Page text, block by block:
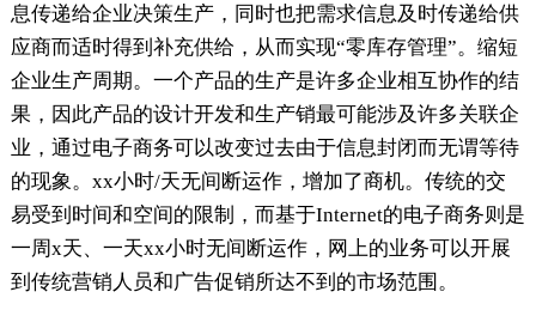
息传递给企业决策生产，同时也把需求信息及时传递给供
应商而适时得到补充供给，从而实现“零库存管理”。缩短
企业生产周期。一个产品的生产是许多企业相互协作的结
果，因此产品的设计开发和生产销最可能涉及许多关联企
业，通过电子商务可以改变过去由于信息封闭而无谓等待
的现象。xx小时/天无间断运作，增加了商机。传统的交
易受到时间和空间的限制，而基于Internet的电子商务则是
一周x天、一天xx小时无间断运作，网上的业务可以开展
到传统营销人员和广告促销所达不到的市场范围。